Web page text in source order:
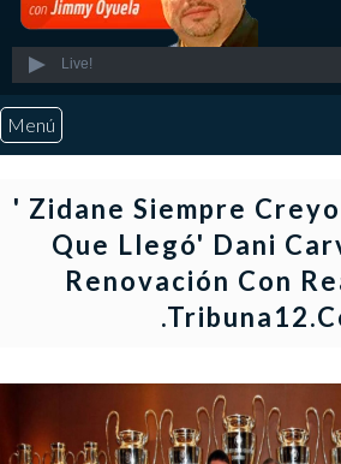
Live!
Menú
Quiénes Somos
' Zidane Siempre
Que Llegó' Dani
Renovación Con